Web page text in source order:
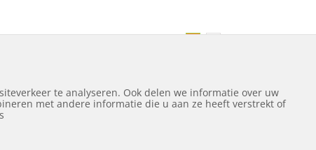
te analyseren. Ook delen we informatie over uw
met andere informatie die u aan ze heeft verstrekt of